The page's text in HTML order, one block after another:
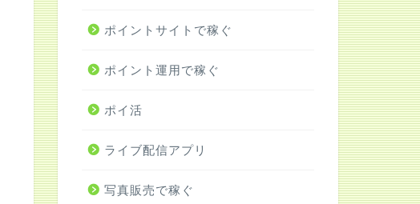
ポイントサイトで稼ぐ
ポイント運用で稼ぐ
ポイ活
ライブ配信アプリ
写真販売で稼ぐ